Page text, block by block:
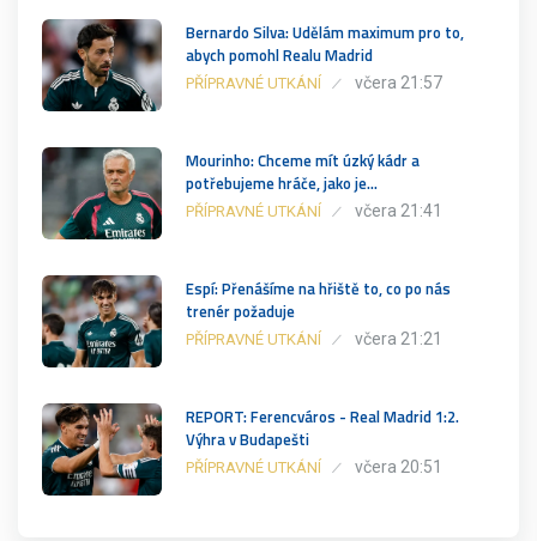
Bernardo Silva: Udělám maximum pro to,
abych pomohl Realu Madrid
PŘÍPRAVNÉ UTKÁNÍ včera 21:57
Mourinho: Chceme mít úzký kádr a
potřebujeme hráče, jako je…
PŘÍPRAVNÉ UTKÁNÍ včera 21:41
Espí: Přenášíme na hřiště to, co po nás
trenér požaduje
PŘÍPRAVNÉ UTKÁNÍ včera 21:21
REPORT: Ferencváros - Real Madrid 1:2.
Výhra v Budapešti
PŘÍPRAVNÉ UTKÁNÍ včera 20:51